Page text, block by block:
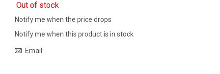
Out of stock
Notify me when the price drops
Notify me when this product is in stock
Email